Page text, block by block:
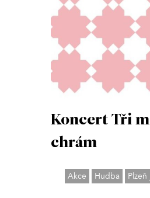
Koncert Tři
chrám
Akce Hudba Plzeň